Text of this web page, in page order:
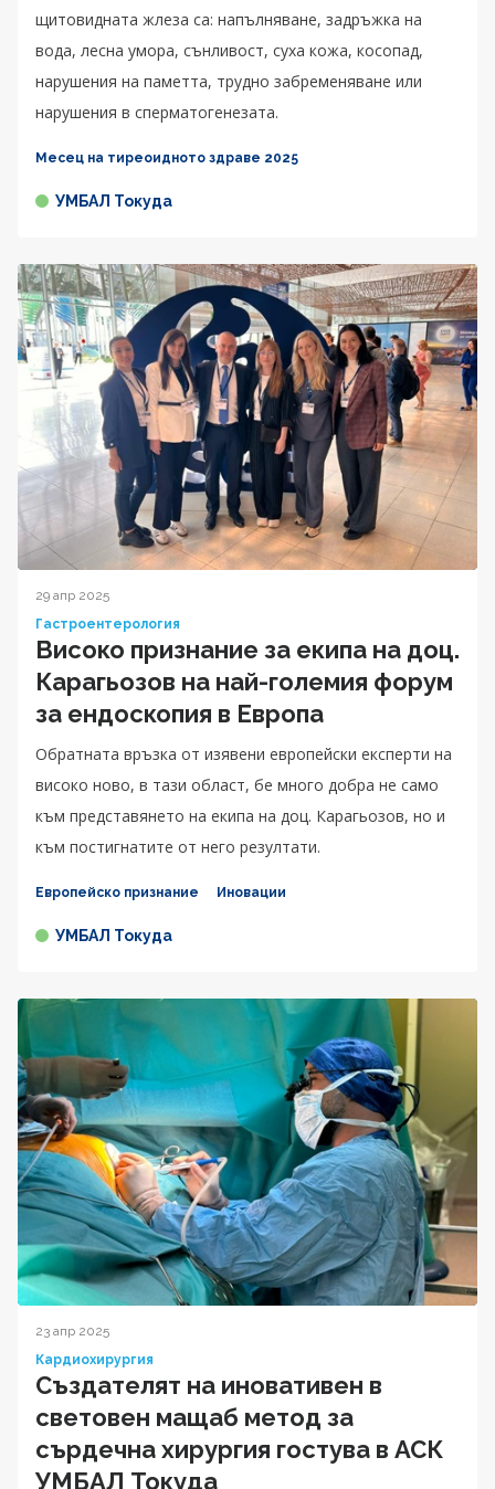
щитовидната жлеза са: напълняване, задръжка на
вода, лесна умора, сънливост, суха кожа, косопад,
нарушения на паметта, трудно забременяване или
нарушения в сперматогенезата.
Месец на тиреоидното здраве 2025
УМБАЛ Токуда
29 апр 2025
Гастроентерология
Високо признание за екипа на доц.
Карагьозов на най-големия форум
за ендоскопия в Европа
Обратната връзка от изявени европейски експерти на
високо ново, в тази област, бе много добра не само
към представянето на екипа на доц. Карагьозов, но и
към постигнатите от него резултати.
Европейско признание Иновации
УМБАЛ Токуда
23 апр 2025
Кардиохирургия
Създателят на иновативен в
световен мащаб метод за
сърдечна хирургия гостува в АСК
УМБАЛ Токуда